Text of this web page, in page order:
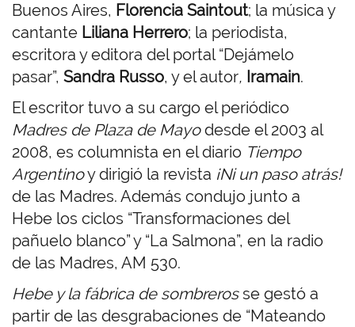
Buenos Aires, Florencia Saintout; la música y
cantante Liliana Herrero; la periodista,
escritora y editora del portal “Dejámelo
pasar”, Sandra Russo, y el autor, Iramain.
El escritor tuvo a su cargo el periódico
Madres de Plaza de Mayodesde el 2003 al
2008, es columnista en el diario Tiempo
Argentinoy dirigió la revista ¡Ni un paso atrás!
de las Madres. Además condujo junto a
Hebe los ciclos “Transformaciones del
pañuelo blanco” y “La Salmona”, en la radio
de las Madres, AM 530.
Hebe y la fábrica de sombrerosse gestó a
partir de las desgrabaciones de “Mateando